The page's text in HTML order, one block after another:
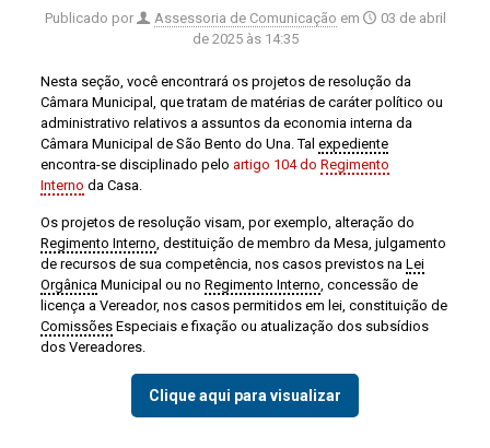
Publicado por Assessoria de Comunicação em
03 de abril
de 2025 às 14:35
Nesta seção, você encontrará os projetos de resolução da
Câmara Municipal, que tratam de matérias de caráter político ou
administrativo relativos a assuntos da economia interna da
Câmara Municipal de São Bento do Una. Tal expediente
encontra-se disciplinado pelo artigo 104 do Regimento
Interno da Casa.
Os projetos de resolução visam, por exemplo, alteração do
Regimento Interno, destituição de membro da Mesa, julgamento
de recursos de sua competência, nos casos previstos na Lei
OrgânicaMunicipal ou no Regimento Interno, concessão de
licença a Vereador, nos casos permitidos em lei, constituição de
ComissõesEspeciais e fixação ou atualização dos subsídios
dos Vereadores.
Clique aqui para visualizar